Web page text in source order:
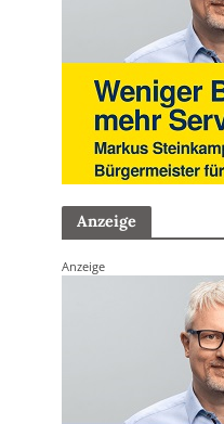
Anzeige
Anzeige